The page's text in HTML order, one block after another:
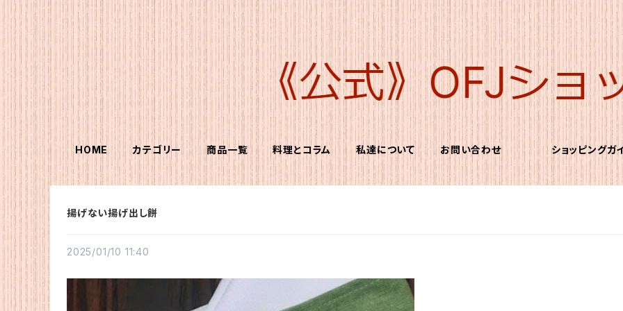
HOME カテゴリー 商品一覧 料理とコラム 私達について お問い合わせ ショッピングガ
揚げない揚げ出し餅
2025/01/10 11:40